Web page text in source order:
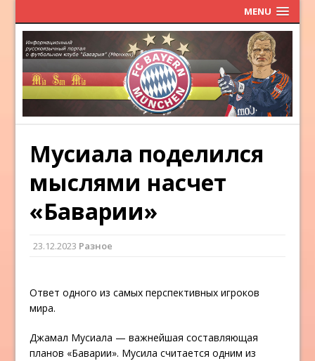
MENU
Мусиала поделился
мыслями насчет
«Баварии»
23.12.2023 Разное
Ответ одного из самых перспективных игроков
мира.
Джамал Мусиала — важнейшая составляющая
планов «Баварии». Мусила считается одним из